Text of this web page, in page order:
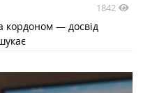
1842
кордоном — досвід